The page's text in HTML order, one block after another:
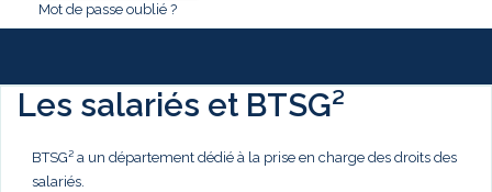
Mot de passe oublié ?
Les salariés et BTSG²
BTSG² a un département dédié à la prise en charge des droits des
salariés.